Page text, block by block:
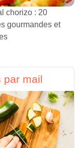
chorizo : 20
gourmandes et
par mail